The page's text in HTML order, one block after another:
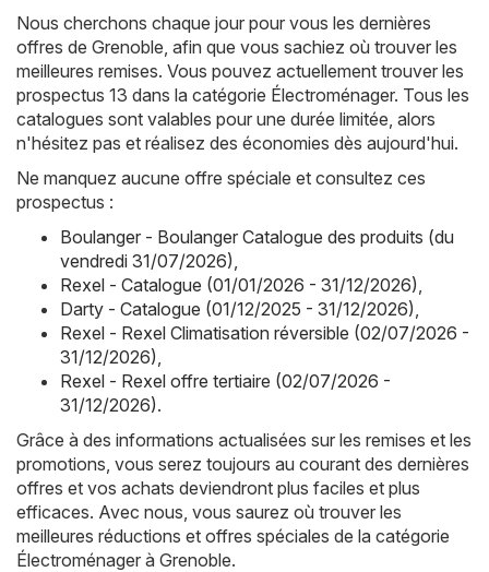
Nous cherchons chaque jour pour vous les dernières
offres de Grenoble, afin que vous sachiez où trouver les
meilleures remises. Vous pouvez actuellement trouver les
prospectus 13 dans la catégorie Électroménager. Tous les
catalogues sont valables pour une durée limitée, alors
n'hésitez pas et réalisez des économies dès aujourd'hui.
Ne manquez aucune offre spéciale et consultez ces
prospectus :
Boulanger - Boulanger Catalogue des produits (du
vendredi 31/07/2026)
Rexel - Catalogue (01/01/2026 - 31/12/2026)
Darty - Catalogue (01/12/2025 - 31/12/2026)
Rexel - Rexel Climatisation réversible (02/07/2026 -
31/12/2026)
Rexel - Rexel offre tertiaire (02/07/2026 -
31/12/2026).
Grâce à des informations actualisées sur les remises et les
promotions, vous serez toujours au courant des dernières
offres et vos achats deviendront plus faciles et plus
efficaces. Avec nous, vous saurez où trouver les
meilleures réductions et offres spéciales de la catégorie
Électroménager à Grenoble.